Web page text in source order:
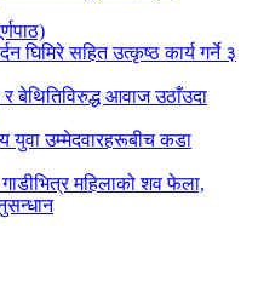
घिमिरे सहित उत्कृष्ठ कार्य गर्ने ३
बेथितिविरुद्ध आवाज उठाँउदा
युवा उम्मेदवारहरूबीच कडा
महिलाको शव फेला,